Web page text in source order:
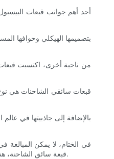
أحد أهم جوانب قبعات
من ناحية أخرى، اكتسبت قبعات
قبعات سائقي الشاحنات هي
بالإضافة إلى جاذبيتها في
في الختام، لا يمكن المبالغة
قبعة سائق الشاحنة، هناك قبعة بيسبول متاحة لكل مناسبة وأسلوب شخصي. بغض النظر عن المكان الذي تذهب إليه، فلا بد أن تصادف شخصًا يرتدي قبعة بيسبول، ويظهر بفخر حبه للأزياء والرياضة وكل شيء بينهما.